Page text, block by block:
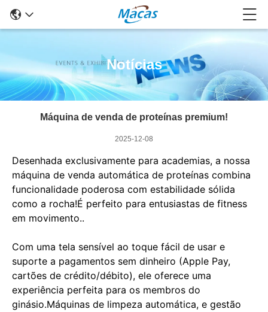
Notícias
Máquina de venda de proteínas premium!
2025-12-08
Desenhada exclusivamente para academias, a nossa
máquina de venda automática de proteínas combina
funcionalidade poderosa com estabilidade sólida
como a rocha!É perfeito para entusiastas de fitness
em movimento..
Com uma tela sensível ao toque fácil de usar e
suporte a pagamentos sem dinheiro (Apple Pay,
cartões de crédito/débito), ele oferece uma
experiência perfeita para os membros do
ginásio.Máquinas de limpeza automática, e gestão